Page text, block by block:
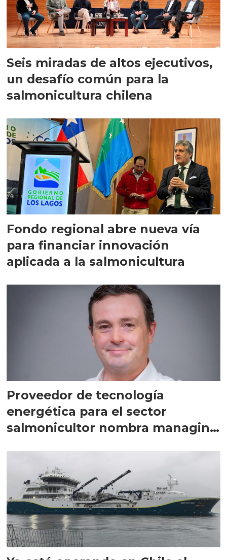
Seis miradas de altos ejecutivos,
un desafío común para la
salmonicultura chilena
Fondo regional abre nueva vía
para financiar innovación
aplicada a la salmonicultura
Proveedor de tecnología
energética para el sector
salmonicultor nombra managing